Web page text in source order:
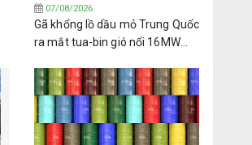
07/08/2026
Gã khổng lồ dầu mỏ Trung Quốc
ra mắt tua-bin gió nổi 16MW